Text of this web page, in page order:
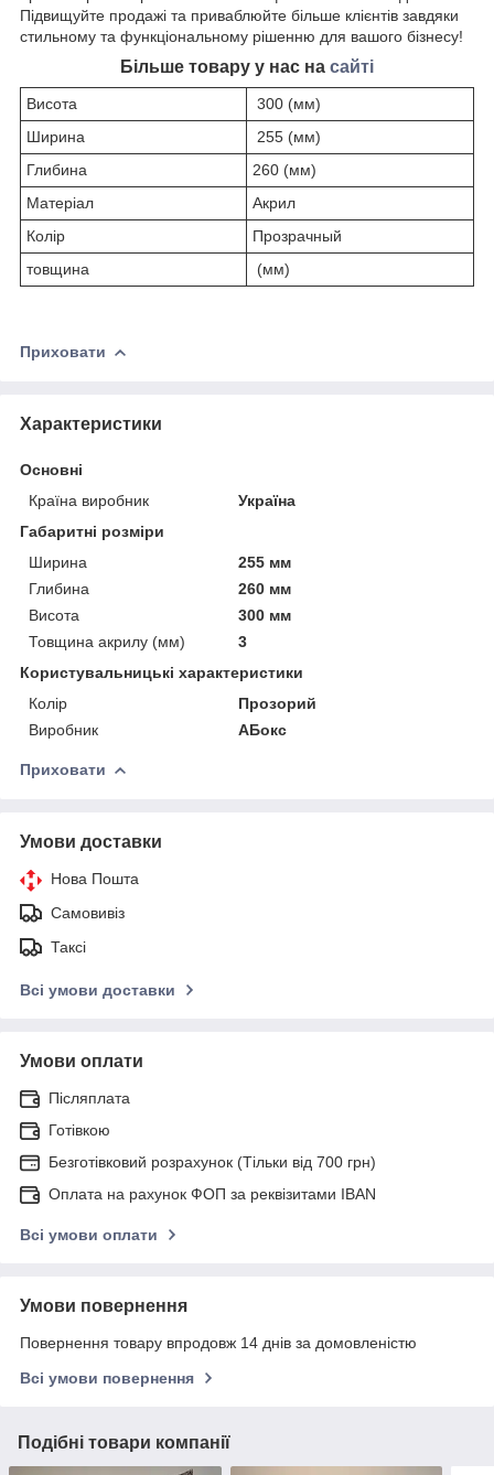
Підвищуйте продажі та приваблюйте більше клієнтів завдяки
стильному та функціональному рішенню для вашого бізнесу!
Більше товару у нас на сайті
Висота
300 (мм)
Ширина
255 (мм)
Глибина
260 (мм)
Матеріал
Акрил
Колір
Прозрачный
товщина
(мм)
Приховати
Характеристики
Основні
Країна виробник
Україна
Габаритні розміри
Ширина
255 мм
Глибина
260 мм
Висота
300 мм
Товщина акрилу (мм)
3
Користувальницькі характеристики
Колір
Прозорий
Виробник
АБокс
Приховати
Умови доставки
Нова Пошта
Самовивіз
Таксі
Всі умови доставки
Умови оплати
Післяплата
Готівкою
Безготівковий розрахунок (Тільки від 700 грн)
Оплата на рахунок ФОП за реквізитами IBAN
Всі умови оплати
Умови повернення
Повернення товару впродовж 14 днів за домовленістю
Всі умови повернення
Подібні товари компанії